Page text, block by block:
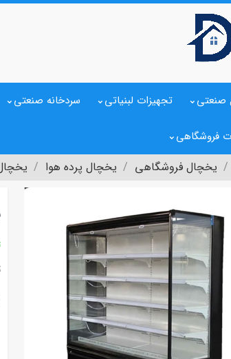
صنعتی تجهیزات لبنیاتی سردخانه صنعتی
فروشگاهی
یخچال فروشگاهی یخچال پرده هوا